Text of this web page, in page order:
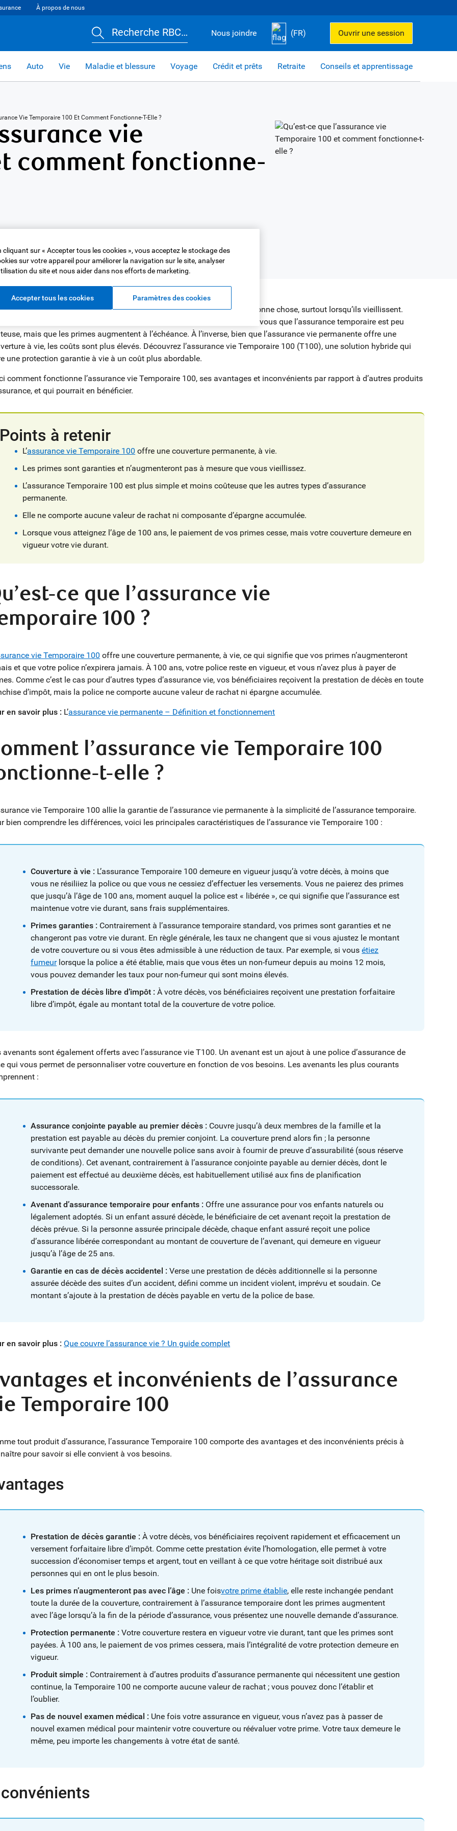
À propos de nous
Recherche RBC… Nous joindre (FR) Ouvrir une session
Auto Vie Maladie et blessure Voyage Crédit et prêts Retraite Conseils et apprentissage
Vie Temporaire 100 Et Comment Fonctionne-T-Elle ?
vie
comment fonctionne-
des Canadiens savent que souscrire une assurance vie est une bonne chose, surtout lorsqu’ils vieillissent.
il peut être difficile de savoir par où commencer. Peut-être savez-vous que l’assurance temporaire est peu
mais que les primes augmentent à l’échéance. À l’inverse, bien que l’assurance vie permanente offre une
à vie, les coûts sont plus élevés. Découvrez l’assurance vie Temporaire 100 (T100), une solution hybride qui
une protection garantie à vie à un coût plus abordable.
comment fonctionne l’assurance vie Temporaire 100, ses avantages et inconvénients par rapport à d’autres produits
et qui pourrait en bénéficier.
Points à retenir
L’assurance vie Temporaire 100 offre une couverture permanente, à vie.
Les primes sont garanties et n’augmenteront pas à mesure que vous vieillissez.
L’assurance Temporaire 100 est plus simple et moins coûteuse que les autres types d’assurance
permanente.
Elle ne comporte aucune valeur de rachat ni composante d’épargne accumulée.
Lorsque vous atteignez l’âge de 100 ans, le paiement de vos primes cesse, mais votre couverture demeure en
vigueur votre vie durant.
ce que l’assurance vie
100 ?
vie Temporaire 100 offre une couverture permanente, à vie, ce qui signifie que vos primes n’augmenteront
et que votre police n’expirera jamais. À 100 ans, votre police reste en vigueur, et vous n’avez plus à payer de
Comme c’est le cas pour d’autres types d’assurance vie, vos bénéficiaires reçoivent la prestation de décès en toute
d’impôt, mais la police ne comporte aucune valeur de rachat ni épargne accumulée.
en savoir plus : L’assurance vie permanente – Définition et fonctionnement
l’assurance vie Temporaire 100
t-elle ?
vie Temporaire 100 allie la garantie de l’assurance vie permanente à la simplicité de l’assurance temporaire.
bien comprendre les différences, voici les principales caractéristiques de l’assurance vie Temporaire 100 :
Couverture à vie : L’assurance Temporaire 100 demeure en vigueur jusqu’à votre décès, à moins que
vous ne résiliiez la police ou que vous ne cessiez d’effectuer les versements. Vous ne paierez des primes
que jusqu’à l’âge de 100 ans, moment auquel la police est « libérée », ce qui signifie que l’assurance est
maintenue votre vie durant, sans frais supplémentaires.
Primes garanties : Contrairement à l’assurance temporaire standard, vos primes sont garanties et ne
changeront pas votre vie durant. En règle générale, les taux ne changent que si vous ajustez le montant
de votre couverture ou si vous êtes admissible à une réduction de taux. Par exemple, si vousétiez
fumeurlorsque la police a été établie, mais que vous êtes un non-fumeur depuis au moins 12 mois,
vous pouvez demander les taux pour non-fumeur qui sont moins élevés.
Prestation de décès libre d’impôt : À votre décès, vos bénéficiaires reçoivent une prestation forfaitaire
libre d’impôt, égale au montant total de la couverture de votre police.
avenants sont également offerts avec l’assurance vie T100. Un avenant est un ajout à une police d’assurance de
qui vous permet de personnaliser votre couverture en fonction de vos besoins. Les avenants les plus courants
:
Assurance conjointe payable au premier décès : Couvre jusqu’à deux membres de la famille et la
prestation est payable au décès du premier conjoint. La couverture prend alors fin ; la personne
survivante peut demander une nouvelle police sans avoir à fournir de preuve d’assurabilité (sous réserve
de conditions). Cet avenant, contrairement à l’assurance conjointe payable au dernier décès, dont le
paiement est effectué au deuxième décès, est habituellement utilisé aux fins de planification
successorale.
Avenant d’assurance temporaire pour enfants : Offre une assurance pour vos enfants naturels ou
légalement adoptés. Si un enfant assuré décède, le bénéficiaire de cet avenant reçoit la prestation de
décès prévue. Si la personne assurée principale décède, chaque enfant assuré reçoit une police
d’assurance libérée correspondant au montant de couverture de l’avenant, qui demeure en vigueur
jusqu’à l’âge de 25 ans.
Garantie en cas de décès accidentel : Verse une prestation de décès additionnelle si la personne
assurée décède des suites d’un accident, défini comme un incident violent, imprévu et soudain. Ce
montant s’ajoute à la prestation de décès payable en vertu de la police de base.
en savoir plus : Que couvre l’assurance vie ? Un guide complet
et inconvénients de l’assurance
Temporaire 100
tout produit d’assurance, l’assurance Temporaire 100 comporte des avantages et des inconvénients précis à
pour savoir si elle convient à vos besoins.
Prestation de décès garantie : À votre décès, vos bénéficiaires reçoivent rapidement et efficacement un
versement forfaitaire libre d’impôt. Comme cette prestation évite l’homologation, elle permet à votre
succession d’économiser temps et argent, tout en veillant à ce que votre héritage soit distribué aux
personnes qui en ont le plus besoin.
Les primes n’augmenteront pas avec l’âge : Une foisvotre prime établie, elle reste inchangée pendant
toute la durée de la couverture, contrairement à l’assurance temporaire dont les primes augmentent
avec l’âge lorsqu’à la fin de la période d’assurance, vous présentez une nouvelle demande d’assurance.
Protection permanente : Votre couverture restera en vigueur votre vie durant, tant que les primes sont
payées. À 100 ans, le paiement de vos primes cessera, mais l’intégralité de votre protection demeure en
vigueur.
Produit simple : Contrairement à d’autres produits d’assurance permanente qui nécessitent une gestion
continue, la Temporaire 100 ne comporte aucune valeur de rachat ; vous pouvez donc l’établir et
l’oublier.
Pas de nouvel examen médical : Une fois votre assurance en vigueur, vous n’avez pas à passer de
nouvel examen médical pour maintenir votre couverture ou réévaluer votre prime. Votre taux demeure le
même, peu importe les changements à votre état de santé.
cliquant sur « Accepter tous les cookies », vous acceptez le stockage des
sur votre appareil pour améliorer la navigation sur le site, analyser
du site et nous aider dans nos efforts de marketing.
Accepter tous les cookies Paramètres des cookies